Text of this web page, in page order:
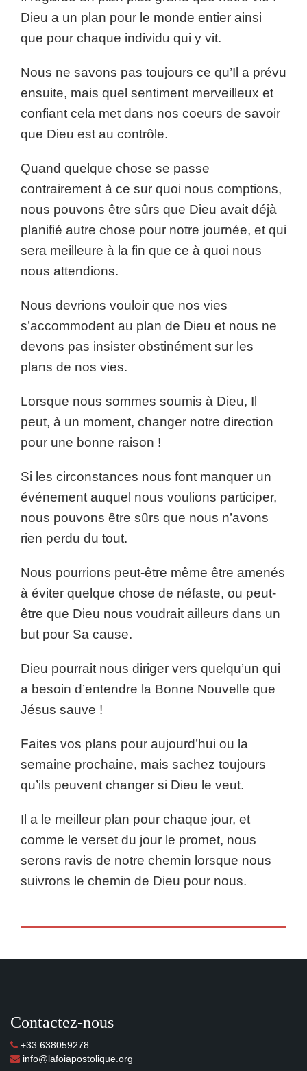
Dieu a un plan pour le monde entier ainsi
que pour chaque individu qui y vit.
Nous ne savons pas toujours ce qu’Il a prévu
ensuite, mais quel sentiment merveilleux et
confiant cela met dans nos coeurs de savoir
que Dieu est au contrôle.
Quand quelque chose se passe
contrairement à ce sur quoi nous comptions,
nous pouvons être sûrs que Dieu avait déjà
planifié autre chose pour notre journée, et qui
sera meilleure à la fin que ce à quoi nous
nous attendions.
Nous devrions vouloir que nos vies
s’accommodent au plan de Dieu et nous ne
devons pas insister obstinément sur les
plans de nos vies.
Lorsque nous sommes soumis à Dieu, Il
peut, à un moment, changer notre direction
pour une bonne raison !
Si les circonstances nous font manquer un
événement auquel nous voulions participer,
nous pouvons être sûrs que nous n’avons
rien perdu du tout.
Nous pourrions peut-être même être amenés
à éviter quelque chose de néfaste, ou peut-
être que Dieu nous voudrait ailleurs dans un
but pour Sa cause.
Dieu pourrait nous diriger vers quelqu’un qui
a besoin d’entendre la Bonne Nouvelle que
Jésus sauve !
Faites vos plans pour aujourd’hui ou la
semaine prochaine, mais sachez toujours
qu’ils peuvent changer si Dieu le veut.
Il a le meilleur plan pour chaque jour, et
comme le verset du jour le promet, nous
serons ravis de notre chemin lorsque nous
suivrons le chemin de Dieu pour nous.
Contactez-nous
+33 638059278
info@lafoiapostolique.org